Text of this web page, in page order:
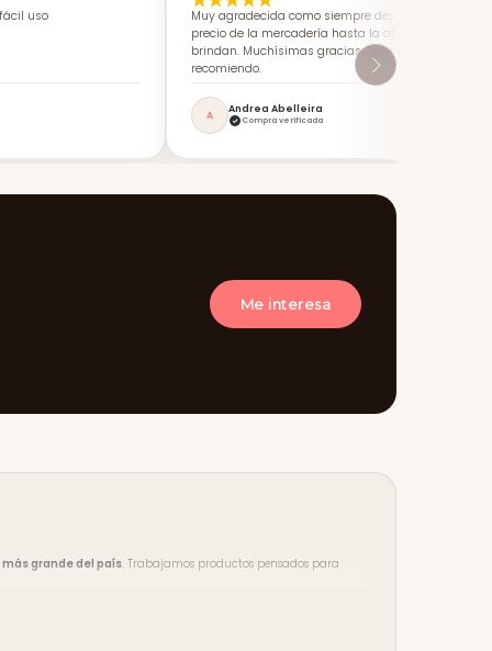
uso
Muy agradecida como siempre desde calidad-
precio de la mercadería hasta la atención que me
brindan. Muchísimas gracias. Los super
recomiendo.
A Andrea Abelleira
Compra verificada
Me interesa
grande del país. Trabajamos productos pensados para